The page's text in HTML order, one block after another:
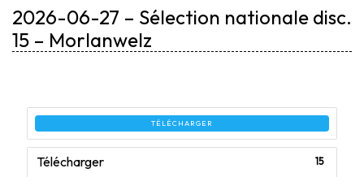
2026-06-27 – Sélection nationale disc.
15 – Morlanwelz
TÉLÉCHARGER
Télécharger 15